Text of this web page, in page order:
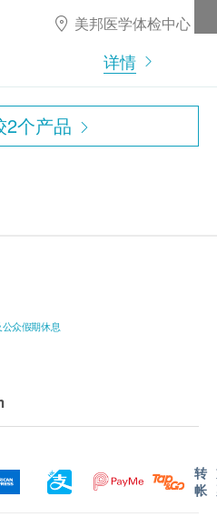
抗原 19.9 (胰脏), 癌抗原 72.4
坦氏病毒全面抗体(鼻咽), 前列腺
, 癌胚抗原(结肠), 癌抗原 19.9 (胰
$4800)
)
抗原 19.9 (胰脏), 癌抗原 72.4
坦氏病毒全面抗体(鼻咽), 前列腺
(原价 $10400)
)
抗原 19.9 (胰脏), 癌抗原 72.4
相关计划）：
有效期为6个月，客户必须
日期起计) 接受有关服务，
估是否适合进行疫苗注射。
疫苗，将取消此计划的服
支付，请在订购前先联络
出相应的安排。
作为医务诊断或治疗用
作出诊断及治疗。
供。生活易【健康网购
经营或提供本服务/产品。
或延误，或因使用此服务/
美邦医学体检中心
详情
2个产品
众假期休息
转
帐